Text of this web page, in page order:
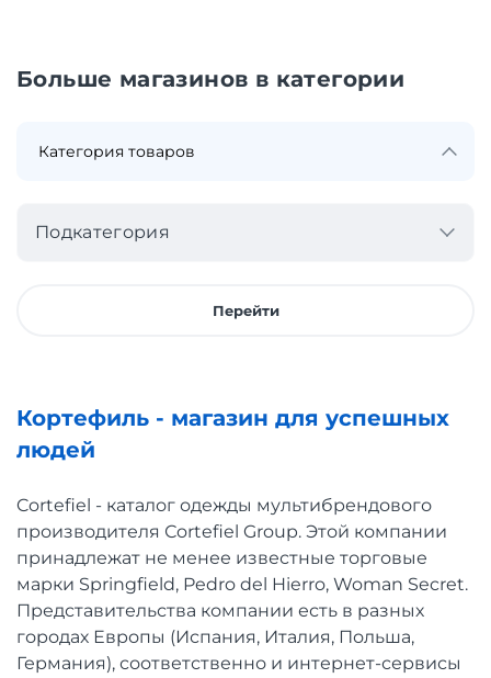
Больше магазинов в категории
Подкатегория
Перейти
Кортефиль - магазин для успешных
людей
Cortefiel - каталог одежды мультибрендового
производителя Сortefiel Group. Этой компании
принадлежат не менее известные торговые
марки Springfield, Pedro del Hierro, Woman Secret.
Представительства компании есть в разных
городах Европы (Испания, Италия, Польша,
Германия), соответственно и интернет-сервисы